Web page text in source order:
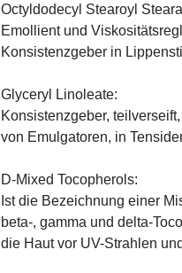
Octyldodecyl Stearoyl
Emollient und
Konsistenzgeber in
Glyceryl Linoleate:
Konsistenzgeber,
von Emulgatoren, in
D-Mixed Tocopherols:
Ist die Bezeichnung einer
beta-, gamma und delta-
die Haut vor UV-Strahlen